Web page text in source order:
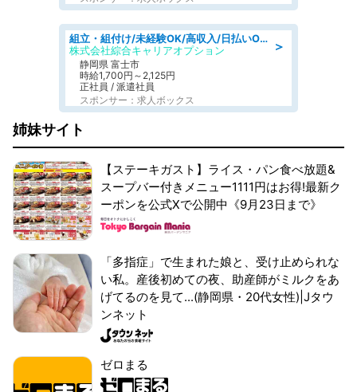
＞
組立・組付け/未経験OK/高収入/日払いOK/寮費無料/交替制
株式会社綜合キャリアオプション
静岡県 富士市
時給1,700円～2,125円
正社員 / 派遣社員
スポンサー：求人ボックス
姉妹サイト
【ステーキガスト】ライス・パン食べ放題&
スープバー付きメニュー1111円はお得!最新ク
ーポンを公式Xで公開中《9月23日まで》
「多指症」で生まれた娘と、受け止められな
い私。産後初めての夜、助産師がミルクをあ
げてるのを見て...(静岡県・20代女性)|Jタウ
ンネット
ゼロまる